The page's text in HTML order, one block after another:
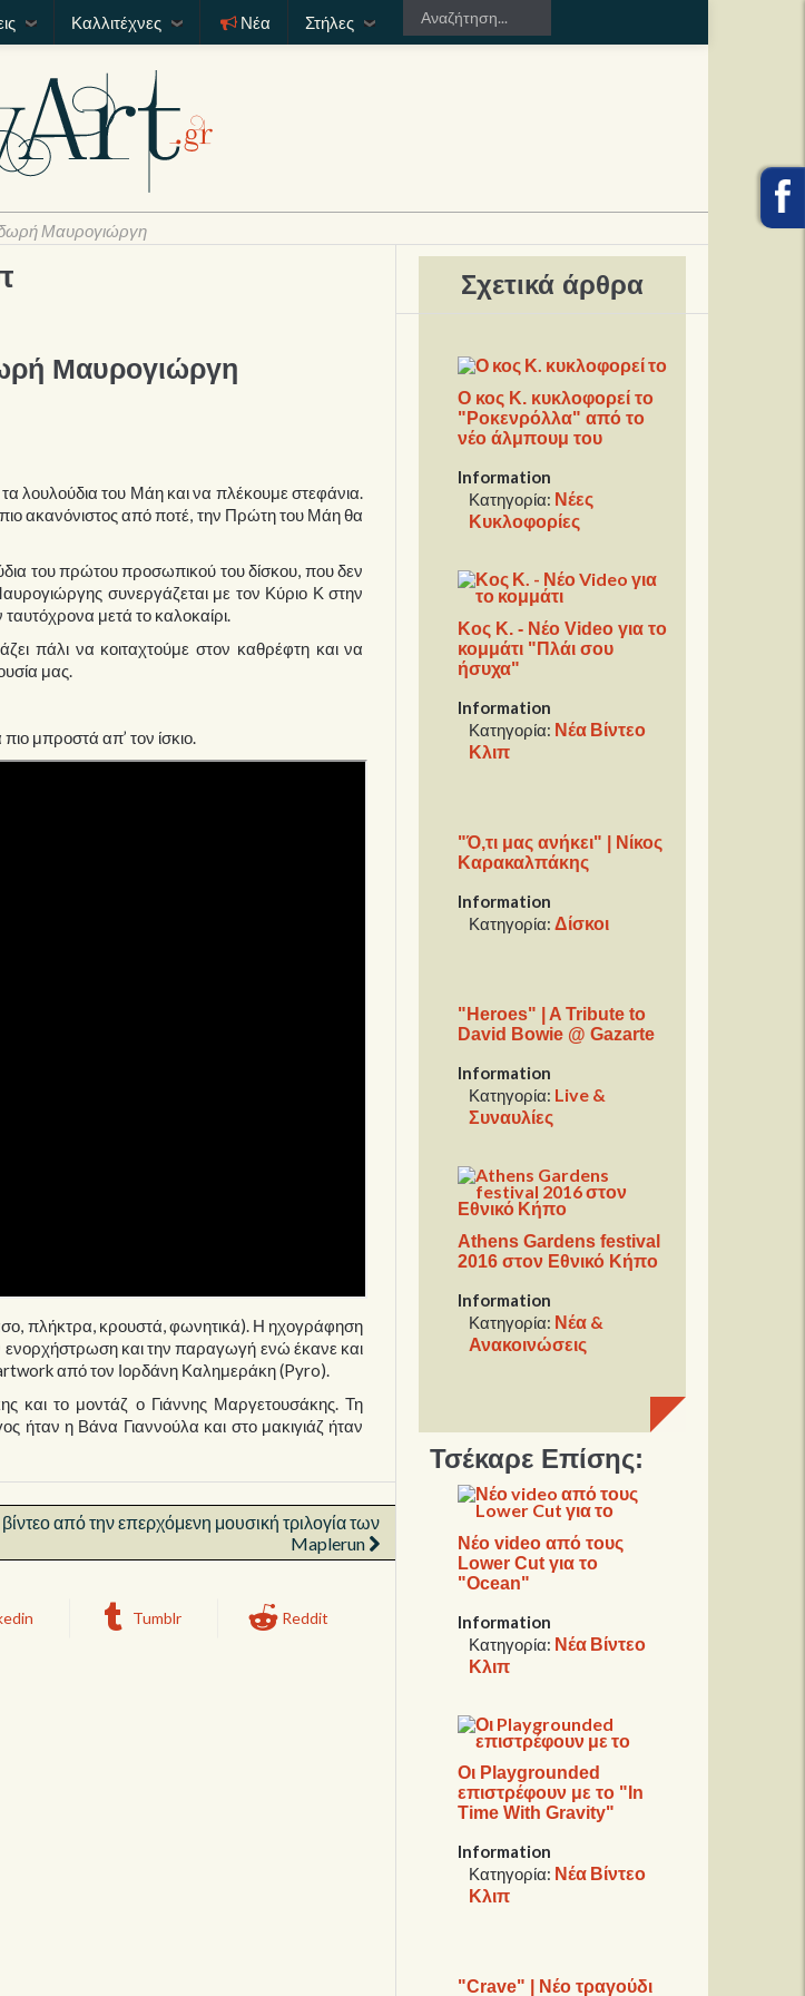
Καλλιτέχνες Νέα Στήλες
Μαυρογιώργη
Μαυρογιώργη
λουλούδια του Μάη και να πλέκουμε στεφάνια.
πιο ακανόνιστος από ποτέ, την Πρώτη του Μάη θα
του πρώτου προσωπικού του δίσκου, που δεν
συνεργάζεται με τον Κύριο Κ στην
μετά το καλοκαίρι.
πάλι να κοιταχτούμε στον καθρέφτη και να
μας.
μπροστά απ’ τον ίσκιο.
πλήκτρα, κρουστά, φωνητικά). Η ηχογράφηση
ενορχήστρωση και την παραγωγή ενώ έκανε και
artwork από τον Ιορδάνη Καλημεράκη (Pyro).
και το μοντάζ ο Γιάννης Μαργετουσάκης. Τη
ήταν η Βάνα Γιαννούλα και στο μακιγιάζ ήταν
από την επερχόμενη μουσική τριλογία των
Maplerun
Tumblr Reddit
Σχετικά άρθρα
Ο κος Κ. κυκλοφορεί το
"Ροκενρόλλα" από το
νέο άλμπουμ του
Information
Κατηγορία: Νέες
Κυκλοφορίες
Κος Κ. - Νέο Video για το
κομμάτι "Πλάι σου
ήσυχα"
Information
Κατηγορία: Νέα Βίντεο
Κλιπ
"Ό,τι μας ανήκει" | Νίκος
Καρακαλπάκης
Information
Κατηγορία:Δίσκοι
"Heroes" | A Tribute to
David Bowie @ Gazarte
Information
Κατηγορία: Live &
Συναυλίες
Athens Gardens festival
2016 στον Εθνικό Κήπο
Information
Κατηγορία: Νέα &
Ανακοινώσεις
Τσέκαρε Επίσης:
Νέο video από τους
Lower Cut για το
"Ocean"
Information
Κατηγορία: Νέα Βίντεο
Κλιπ
Οι Playgrounded
επιστρέφουν με το "In
Time With Gravity"
Information
Κατηγορία: Νέα Βίντεο
Κλιπ
"Crave" | Νέο τραγούδι